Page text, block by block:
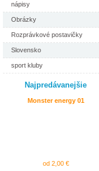
nápisy
Obrázky
Rozprávkové postavičky
Slovensko
sport kluby
Najpredávanejšie
Monster energy 01
od 2,00 €